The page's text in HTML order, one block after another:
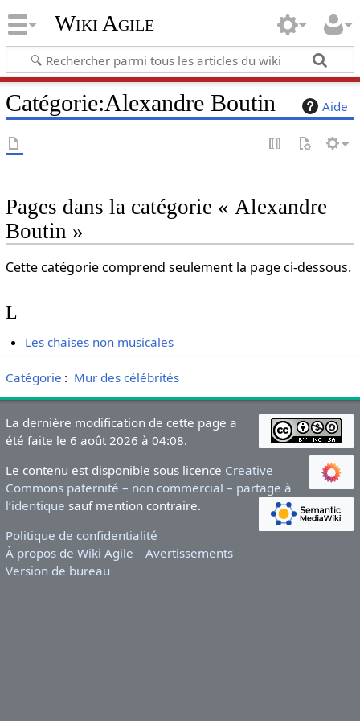
Wiki Agile
Aide
Catégorie:Alexandre Boutin
Pages dans la catégorie « Alexandre
Boutin »
Cette catégorie comprend seulement la page ci-dessous.
L
Les chaises non musicales
Catégorie : Mur des célébrités
La dernière modification de cette page a
été faite le 6 août 2026 à 04:08.
Le contenu est disponible sous licence Creative
Commons paternité – non commercial – partage à
l’identique sauf mention contraire.
Politique de confidentialité
À propos de Wiki Agile
Avertissements
Version de bureau